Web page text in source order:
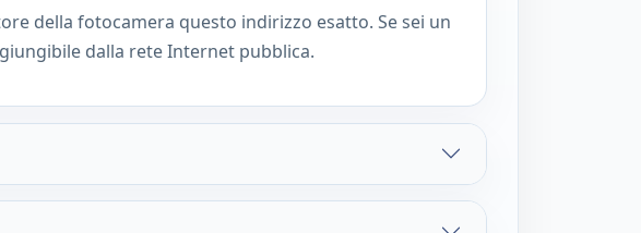
della fotocamera questo indirizzo esatto. Se sei un
dalla rete Internet pubblica.